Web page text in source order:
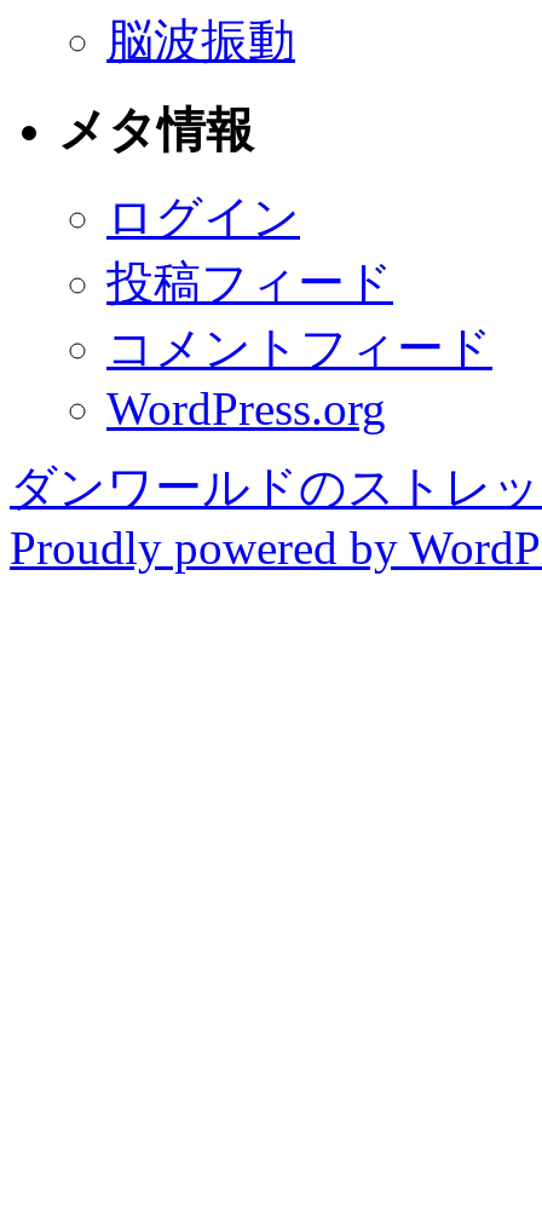
脳波振動
メタ情報
ログイン
投稿フィード
コメントフィード
WordPress.org
ダンワールドのストレ
Proudly powered by